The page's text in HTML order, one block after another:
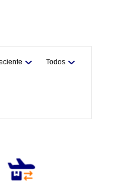
Todos